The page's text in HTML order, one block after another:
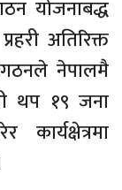
योजनाबद्ध
अतिरिक्त
नेपालमै
थप १९ जना